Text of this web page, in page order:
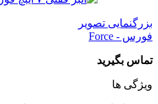
بزرگنمایی تصویر
فورس - Force
تماس بگیرید
ویژگی ها